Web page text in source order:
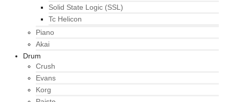
Solid State Logic (SSL)
Tc Helicon
Piano
Akai
Drum
Crush
Evans
Korg